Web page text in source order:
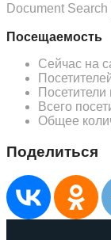
Document Search
Посещаемость
Сейчас на
Посетители
Всего
Общее
Поделиться